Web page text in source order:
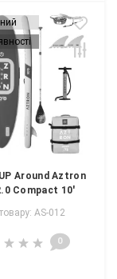
Around Aztron
Compact 10'
AS-012
0